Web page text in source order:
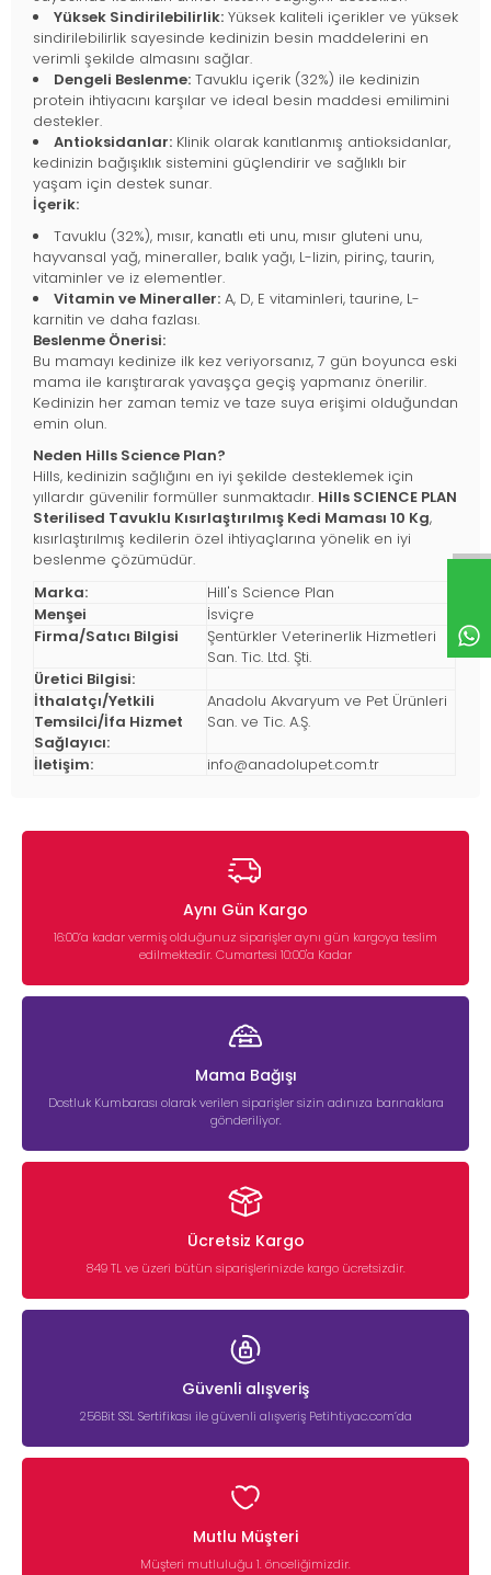
Yüksek Sindirilebilirlik: Yüksek kaliteli içerikler ve yüksek
sindirilebilirlik sayesinde kedinizin besin maddelerini en
verimli şekilde almasını sağlar.
Dengeli Beslenme: Tavuklu içerik (32%) ile kedinizin
protein ihtiyacını karşılar ve ideal besin maddesi emilimini
destekler.
Antioksidanlar: Klinik olarak kanıtlanmış antioksidanlar,
kedinizin bağışıklık sistemini güçlendirir ve sağlıklı bir
yaşam için destek sunar.
İçerik:
Tavuklu (32%), mısır, kanatlı eti unu, mısır gluteni unu,
hayvansal yağ, mineraller, balık yağı, L-lizin, pirinç, taurin,
vitaminler ve iz elementler.
Vitamin ve Mineraller: A, D, E vitaminleri, taurine, L-
karnitin ve daha fazlası.
Beslenme Önerisi:
Bu mamayı kedinize ilk kez veriyorsanız, 7 gün boyunca eski
mama ile karıştırarak yavaşça geçiş yapmanız önerilir.
Kedinizin her zaman temiz ve taze suya erişimi olduğundan
emin olun.
Neden Hills Science Plan?
Hills, kedinizin sağlığını en iyi şekilde desteklemek için
yıllardır güvenilir formüller sunmaktadır. Hills SCIENCE PLAN
Sterilised Tavuklu Kısırlaştırılmış Kedi Maması 10 Kg,
kısırlaştırılmış kedilerin özel ihtiyaçlarına yönelik en iyi
beslenme çözümüdür.
Marka:
Hill's Science Plan
Menşei
İsviçre
Firma/Satıcı Bilgisi
Şentürkler Veterinerlik Hizmetleri
San. Tic. Ltd. Şti.
Üretici Bilgisi:
İthalatçı/Yetkili
Temsilci/İfa Hizmet
Sağlayıcı:
Anadolu Akvaryum ve Pet Ürünleri
San. ve Tic. A.Ş.
İletişim: info@anadolupet.com.tr
Aynı Gün Kargo
16:00’a kadar vermiş olduğunuz siparişler aynı gün kargoya teslim
edilmektedir. Cumartesi 10:00'a Kadar
Mama Bağışı
Dostluk Kumbarası olarak verilen siparişler sizin adınıza barınaklara
gönderiliyor.
Ücretsiz Kargo
849 TL ve üzeri bütün siparişlerinizde kargo ücretsizdir.
Güvenli alışveriş
256Bit SSL Sertifikası ile güvenli alışveriş Petihtiyac.com’da
Mutlu Müşteri
Müşteri mutluluğu 1. önceliğimizdir.